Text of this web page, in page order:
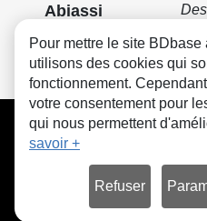
Abiassi
CGU FAQ
Pour mettre le site
utilisons des cookies qui
fonctionnement.
votre consentement pour
qui nous permettent
savoir +
Refuser